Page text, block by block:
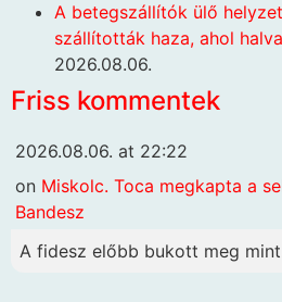
A betegszállítók ülő
szállították haza, ahol
2026.08.06.
Friss kommentek
2026.08.06. at 22:22
on Miskolc. Toca megkapta a
Bandesz
A fidesz előbb bukott meg